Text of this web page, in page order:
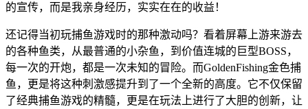
的宣传，而是我亲身经历，实实在在的收益！
还记得当初玩捕鱼游戏时的那种激动吗？看着屏幕上游来游去
的各种鱼类，从最普通的小杂鱼，到价值连城的巨型BOSS，
每一次的开炮，都是一次未知的冒险。而GoldenFishing金色捕
鱼，更是将这种刺激感提升到了一个全新的高度。它不仅保留
了经典捕鱼游戏的精髓，更是在玩法上进行了大胆的创新，让